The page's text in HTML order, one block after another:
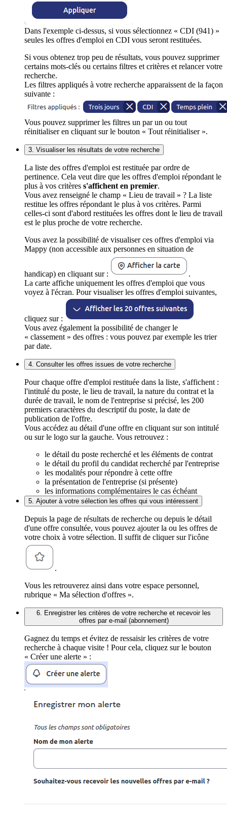
Dans l'exemple ci-dessus, si vous sélectionnez « CDI (941) »
seules les offres d'emploi en CDI vous seront restituées.
Si vous obtenez trop peu de résultats, vous pouvez supprimer
certains mots-clés ou certains filtres et critères et relancer votre
recherche.
Les filtres appliqués à votre recherche apparaissent de la façon
suivante :
Vous pouvez supprimer les filtres un par un ou tout
réinitialiser en cliquant sur le bouton « Tout réinitialiser ».
3. Visualiser les résultats de votre recherche
La liste des offres d'emploi est restituée par ordre de
pertinence. Cela veut dire que les offres d'emploi répondant le
plus à vos critères s'affichent en premier.
Vous avez renseigné le champ « Lieu de travail » ? La liste
restitue les offres répondant le plus à vos critères. Parmi
celles-ci sont d'abord restituées les offres dont le lieu de travail
est le plus proche de votre recherche.
Vous avez la possibilité de visualiser ces offres d'emploi via
Mappy (non accessible aux personnes en situation de
handicap) en cliquant sur :
.
La carte affiche uniquement les offres d'emploi que vous
voyez à l'écran. Pour visualiser les offres d'emploi suivantes,
cliquez sur :
Vous avez également la possibilité de changer le
« classement » des offres : vous pouvez par exemple les trier
par date.
4. Consulter les offres issues de votre recherche
Pour chaque offre d'emploi restituée dans la liste, s'affichent :
l'intitulé du poste, le lieu de travail, la nature du contrat et la
durée de travail, le nom de l'entreprise si précisé, les 200
premiers caractères du descriptif du poste, la date de
publication de l'offre.
Vous accédez au détail d'une offre en cliquant sur son intitulé
ou sur le logo sur la gauche. Vous retrouvez :
le détail du poste recherché et les éléments de contrat
le détail du profil du candidat recherché par l'entreprise
les modalités pour répondre à cette offre
la présentation de l'entreprise (si présente)
les informations complémentaires le cas échéant
5. Ajouter à votre sélection les offres qui vous intéressent
Depuis la page de résultats de recherche ou depuis le détail
d'une offre consultée, vous pouvez ajouter la ou les offres de
votre choix à votre sélection. Il suffit de cliquer sur l'icône
.
Vous les retrouverez ainsi dans votre espace personnel,
rubrique « Ma sélection d'offres ».
6. Enregistrer les critères de votre recherche et recevoir les
offres par e-mail (abonnement)
Gagnez du temps et évitez de ressaisir les critères de votre
recherche à chaque visite ! Pour cela, cliquez sur le bouton
« Créer une alerte » :